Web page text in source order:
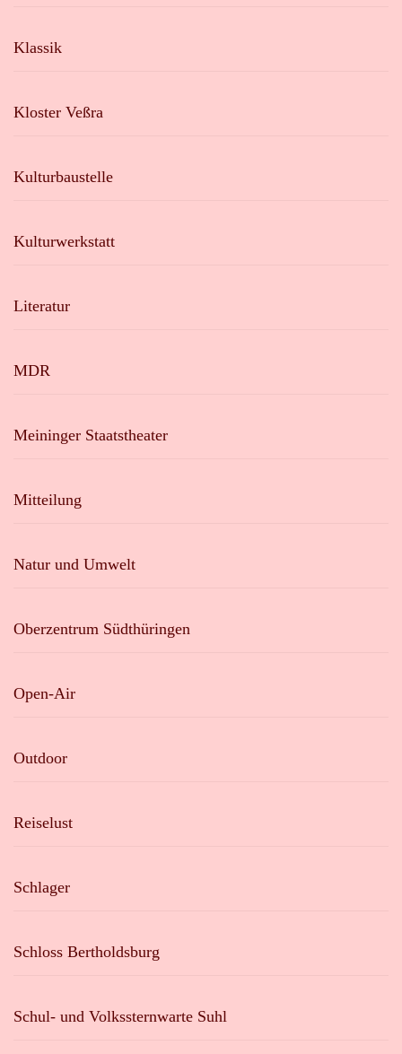
Klassik
Kloster Veßra
Kulturbaustelle
Kulturwerkstatt
Literatur
MDR
Meininger Staatstheater
Mitteilung
Natur und Umwelt
Oberzentrum Südthüringen
Open-Air
Outdoor
Reiselust
Schlager
Schloss Bertholdsburg
Schul- und Volkssternwarte Suhl